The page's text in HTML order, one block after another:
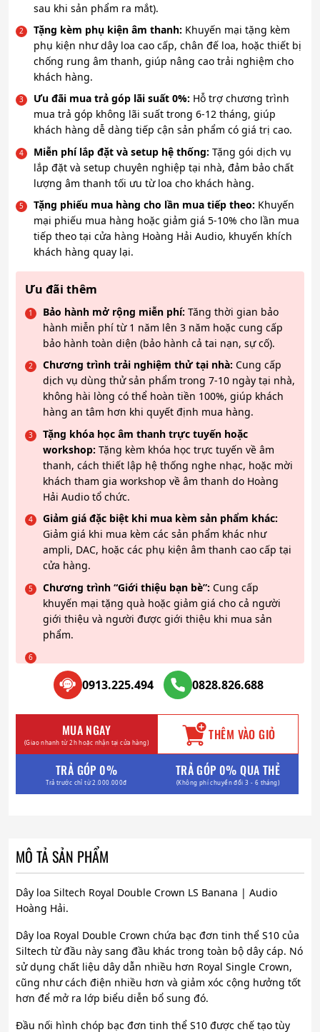
sau khi sản phẩm ra mắt).
Tặng kèm phụ kiện âm thanh: Khuyến mại tặng kèm
phụ kiện như dây loa cao cấp, chân đế loa, hoặc thiết bị
chống rung âm thanh, giúp nâng cao trải nghiệm cho
khách hàng.
Ưu đãi mua trả góp lãi suất 0%: Hỗ trợ chương trình
mua trả góp không lãi suất trong 6-12 tháng, giúp
khách hàng dễ dàng tiếp cận sản phẩm có giá trị cao.
Miễn phí lắp đặt và setup hệ thống: Tặng gói dịch vụ
lắp đặt và setup chuyên nghiệp tại nhà, đảm bảo chất
lượng âm thanh tối ưu từ loa cho khách hàng.
Tặng phiếu mua hàng cho lần mua tiếp theo: Khuyến
mại phiếu mua hàng hoặc giảm giá 5-10% cho lần mua
tiếp theo tại cửa hàng Hoàng Hải Audio, khuyến khích
khách hàng quay lại.
Ưu đãi thêm
Bảo hành mở rộng miễn phí: Tăng thời gian bảo
hành miễn phí từ 1 năm lên 3 năm hoặc cung cấp
bảo hành toàn diện (bảo hành cả tai nạn, sự cố).
Chương trình trải nghiệm thử tại nhà: Cung cấp
dịch vụ dùng thử sản phẩm trong 7-10 ngày tại nhà,
không hài lòng có thể hoàn tiền 100%, giúp khách
hàng an tâm hơn khi quyết định mua hàng.
Tặng khóa học âm thanh trực tuyến hoặc
workshop: Tặng kèm khóa học trực tuyến về âm
thanh, cách thiết lập hệ thống nghe nhạc, hoặc mời
khách tham gia workshop về âm thanh do Hoàng
Hải Audio tổ chức.
Giảm giá đặc biệt khi mua kèm sản phẩm khác:
Giảm giá khi mua kèm các sản phẩm khác như
ampli, DAC, hoặc các phụ kiện âm thanh cao cấp tại
cửa hàng.
Chương trình “Giới thiệu bạn bè”: Cung cấp
khuyến mại tặng quà hoặc giảm giá cho cả người
giới thiệu và người được giới thiệu khi mua sản
phẩm.
0913.225.494 0828.826.688
MUA NGAY
(Giao nhanh từ 2h hoặc nhận tại cửa hàng) THÊM VÀO GIỎ
TRẢ GÓP 0%
Trả trước chỉ từ 2.000.000đ
TRẢ GÓP 0% QUA THẺ
(Không phí chuyển đổi 3 - 6 tháng)
MÔ TẢ SẢN PHẨM
Dây loa Siltech Royal Double Crown LS Banana | Audio
Hoàng Hải.
Dây loa Royal Double Crown chứa bạc đơn tinh thể S10 của
Siltech từ đầu này sang đầu khác trong toàn bộ dây cáp. Nó
sử dụng chất liệu dây dẫn nhiều hơn Royal Single Crown,
cũng như cách điện nhiều hơn và giảm xóc cộng hưởng tốt
hơn để mở ra lớp biểu diễn bổ sung đó.
Đầu nối hình chóp bạc đơn tinh thể S10 được chế tạo tùy